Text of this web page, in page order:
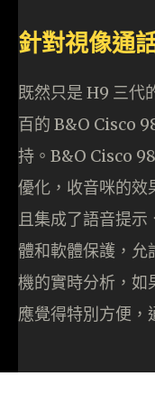
針對視像通
既然只是 H9 三代
百的 B&O Cisco
持。B&O Cisco
優化，收音咪的
且集成了語音提
體和軟體保護，允
機的實時分析，如
應覺得特別方便，